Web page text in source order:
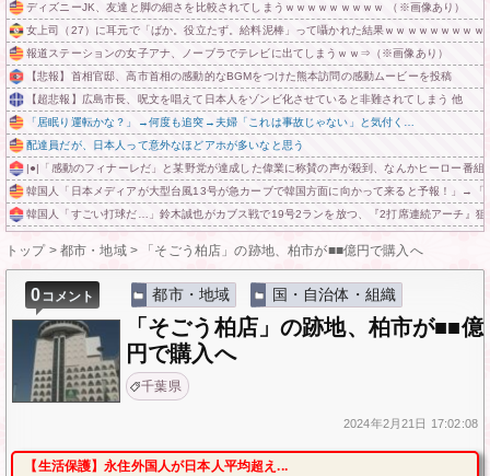
ディズニーJK、友達と脚の細さを比較されてしまうｗｗｗｗｗｗｗｗｗ （※画像あり）
女上司（27）に耳元で「ばか。役立たず。給料泥棒」って囁かれた結果ｗｗｗｗｗｗｗｗｗ
報道ステーションの女子アナ、ノーブラでテレビに出てしまうｗｗ⇒（※画像あり）
【悲報】首相官邸、高市首相の感動的なBGMをつけた熊本訪問の感動ムービーを投稿
【超悲報】広島市長、呪文を唱えて日本人をゾンビ化させていると非難されてしまう 他
「居眠り運転かな？」→何度も追突→夫婦「これは事故じゃない」と気付く…
配達員だが、日本人って意外なほどアホが多いなと思う
|●|「感動のフィナーレだ」と某野党が達成した偉業に称賛の声が殺到、なんかヒーロー番
韓国人「日本メディアが大型台風13号が急カーブで韓国方面に向かって来ると予報！」→
韓国人「すごい打球だ…」鈴木誠也がカブス戦で19号2ランを放つ、『2打席連続アーチ』
トップ> 都市・地域> 「そごう柏店」の跡地、柏市が■■億円で購入へ
0コメント 都市・地域 国・自治体・組織
「そごう柏店」の跡地、柏市が■■億
円で購入へ
千葉県
2024年2月21日 17:02:08
【生活保護】永住外国人が日本人平均超え...